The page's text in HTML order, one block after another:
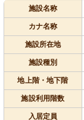
施設名称
カナ名称
施設所在地
施設種別
地上階・地下階
施設利用階数
入居定員